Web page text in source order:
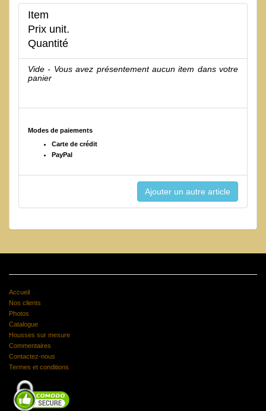
Item
Prix unit.
Quantité
Vide - Vous avez présentement aucun item dans votre
panier
Modes de paiements
Carte de crédit
PayPal
Accueil
Nos clients
Photos
Catalogue
Housses sur mesure
Commentaires
Contactez-nous
Termes et conditions